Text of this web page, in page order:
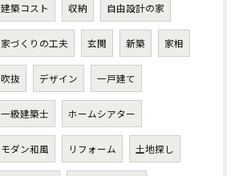
建築コスト 収納 自由設計の家
家づくりの工夫 玄関 新築 家相
吹抜 デザイン 一戸建て
一級建築士 ホームシアター
モダン和風 リフォーム 土地探し